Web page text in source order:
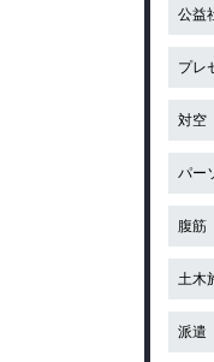
公益
プレ
対空
パー
腹筋
土木
派遣